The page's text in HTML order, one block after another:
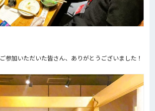
ご参加いただいた皆さん、ありがとうございました！